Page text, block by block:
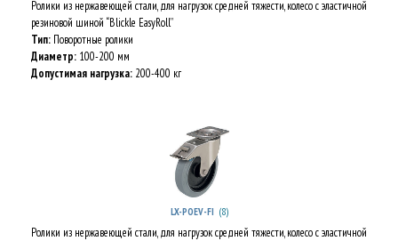
Ролики из нержавеющей стали, для нагрузок средней тяжести, колесо с эластичной
резиновой шиной “Blickle EasyRoll”
Тип: Поворотные ролики
Диаметр: 100-200 мм
Допустимая нагрузка: 200-400 кг
LX-POEV-FI (8)
Ролики из нержавеющей стали, для нагрузок средней тяжести, колесо с эластичной